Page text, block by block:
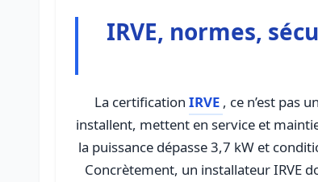
IRVE, normes,
La certificationIRVE , ce n’est pas
installent, mettent en service et
la puissance dépasse 3,7 kW et
Concrètement, un installateur IRVE